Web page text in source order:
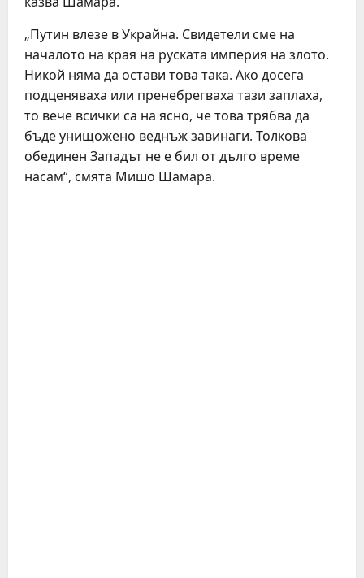
„Путин влезе в Украйна. Свидетели сме на
началото на края на руската империя на злото.
Никой няма да остави това така. Ако досега
подценяваха или пренебрегваха тази заплаха,
то вече всички са на ясно, че това трябва да
бъде унищожено веднъж завинаги. Толкова
обединен Западът не е бил от дълго време
насам“, смята Мишо Шамара.